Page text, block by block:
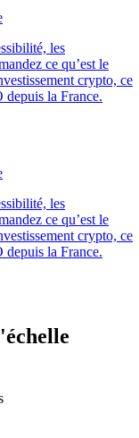
les
ce qu’est le
crypto, ce
depuis la France.
les
ce qu’est le
crypto, ce
depuis la France.